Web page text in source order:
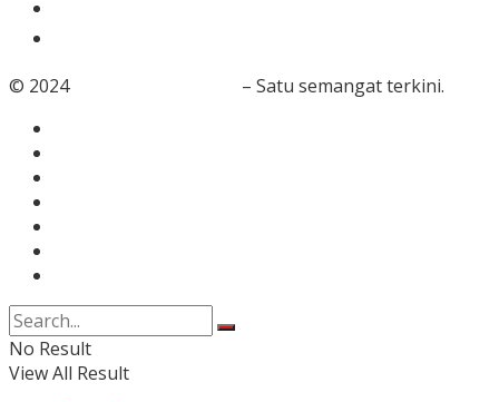
© 2024
– Satu semangat terkini.
No Result
View All Result